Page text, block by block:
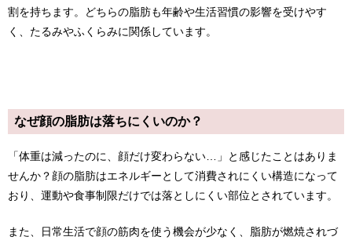
割を持ちます。どちらの脂肪も年齢や生活習慣の影響を受けやす
く、たるみやふくらみに関係しています。
なぜ顔の脂肪は落ちにくいのか？
「体重は減ったのに、顔だけ変わらない…」と感じたことはありま
せんか？顔の脂肪はエネルギーとして消費されにくい構造になって
おり、運動や食事制限だけでは落としにくい部位とされています。
また、日常生活で顔の筋肉を使う機会が少なく、脂肪が燃焼されづ